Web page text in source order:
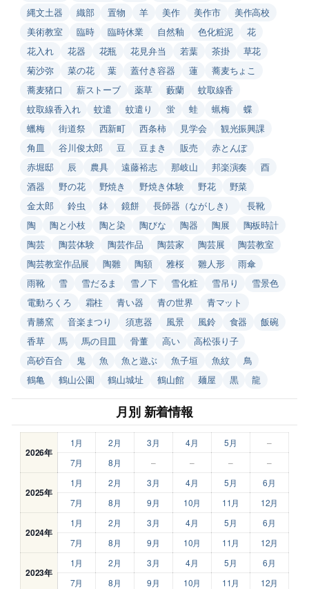
縄文土器
織部 置物 羊 美作 美作市
美作高校
美術教室
臨時 臨時休業 自然釉 色化粧泥
花
花入れ
花器 花瓶 花見弁当 若葉 茶掛
草花
菊沙弥
菜の花 葉 蓋付き容器 蓮
蕎麦ちょこ
蕎麦猪口
薪ストーブ 薬草 藪蘭
蚊取線香
蚊取線香入れ
蚊遣 蚊遣り 蛍 蛙 蝋梅
蝶
蠟梅
街道祭 西新町 西条柿 見学会
観光振興課
角皿
谷川俊太郎 豆 豆まき 販売
赤とんぼ
赤堀邸
辰 農具 遠藤裕志 那岐山 邦楽演奏
酉
酒器
野の花 野焼き 野焼き体験 野花
野菜
金太郎
鈴虫 鉢 鏡餅 長師器（ながしき）
長靴
陶
陶と小枝 陶と染 陶びな 陶器 陶展
陶板時計
陶芸
陶芸体験 陶芸作品 陶芸家 陶芸展
陶芸教室
陶芸教室作品展
陶雛 陶額 雅桜 雛人形
雨傘
雨靴
雪 雪だるま 雪ノ下 雪化粧 雪吊り
雪景色
電動ろくろ
霜柱 青い器 青の世界
青マット
青勝窯
音楽まつり 須恵器 風景 風鈴 食器
飯碗
香草
馬 馬の目皿 骨董 高い
高松張り子
高砂百合
鬼 魚 魚と遊ぶ 魚子垣 魚紋
鳥
鶴亀
鶴山公園 鶴山城址 鶴山館 麺屋 黒 龍
月別 新着情報
2026年
1月 2月 3月 4月 5月
–
7月
8月 – – – –
2025年
1月 2月 3月 4月 5月
6月
7月
8月 9月 10月 11月 12月
2024年
1月 2月 3月 4月 5月
6月
7月
8月 9月 10月 11月 12月
2023年
1月 2月 3月 4月 5月
6月
7月
8月 9月 10月 11月 12月